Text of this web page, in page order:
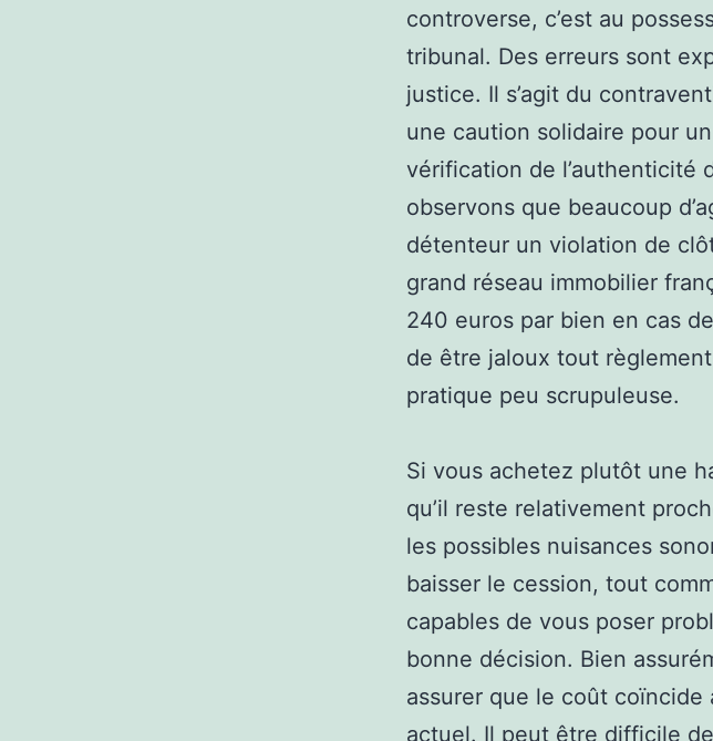
controverse, c’est au
tribunal. Des erreurs sont
justice. Il s’agit du
une caution solidaire pour
vérification de l’authenticité
observons que beaucoup
détenteur un violation de
grand réseau immobilier
240 euros par bien en cas
de être jaloux tout
pratique peu scrupuleuse.
Si vous achetez plutôt une
qu’il reste relativement
les possibles nuisances
baisser le cession, tout
capables de vous poser
bonne décision. Bien
assurer que le coût
actuel. Il peut être difficile de